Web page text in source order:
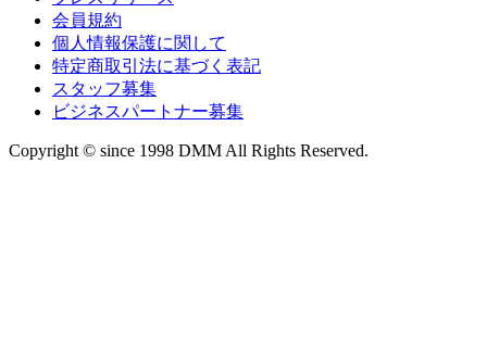
会員規約
個人情報保護に関して
特定商取引法に基づく表記
スタッフ募集
ビジネスパートナー募集
Copyright © since 1998 DMM All Rights Reserved.